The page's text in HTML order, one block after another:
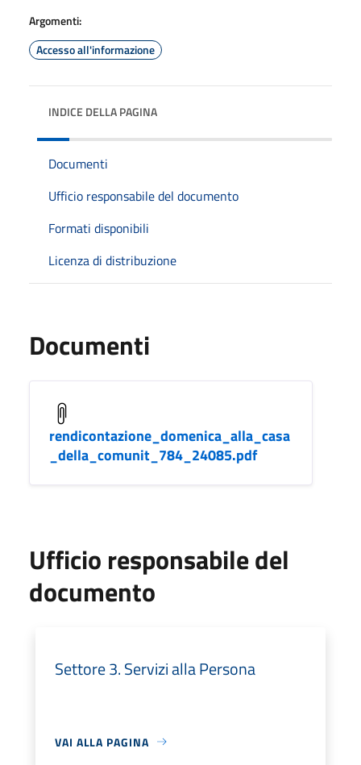
Argomenti:
Accesso all'informazione
INDICE DELLA PAGINA
Documenti
Ufficio responsabile del documento
Formati disponibili
Licenza di distribuzione
Documenti
rendicontazione_domenica_alla_casa
_della_comunit_784_24085.pdf
Ufficio responsabile del
documento
Settore 3. Servizi alla Persona
VAI ALLA PAGINA